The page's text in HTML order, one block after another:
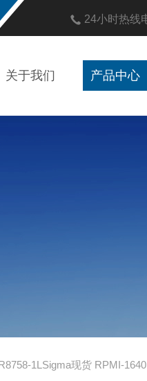
24小时热线
关于我们 产品中心
1LSigma现货 RPMI-